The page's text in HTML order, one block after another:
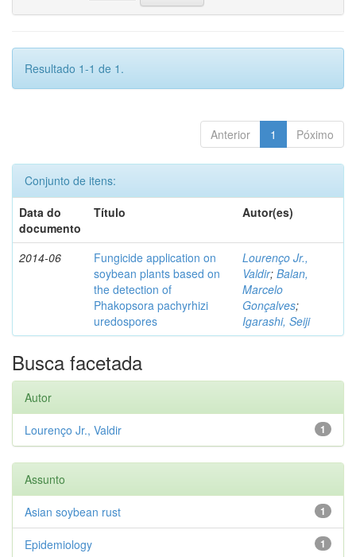
Resultado 1-1 de 1.
Anterior 1 Póximo
Conjunto de itens:
Data do
documento
Título Autor(es)
2014-06
Fungicide application on
soybean plants based on
the detection of
Phakopsora pachyrhizi
uredospores
Lourenço Jr.,
Valdir; Balan,
Marcelo
Gonçalves;
Igarashi, Seiji
Busca facetada
Autor
1
Lourenço Jr., Valdir
Assunto
1
Asian soybean rust
1
Epidemiology